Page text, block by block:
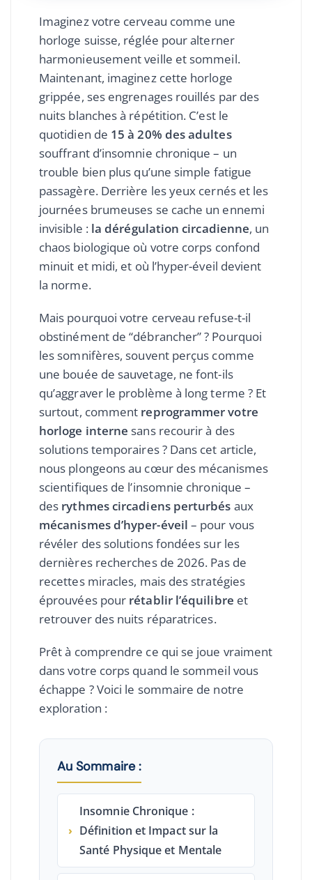
Imaginez votre cerveau comme une
horloge suisse, réglée pour alterner
harmonieusement veille et sommeil.
Maintenant, imaginez cette horloge
grippée, ses engrenages rouillés par des
nuits blanches à répétition. C’est le
quotidien de 15 à 20% des adultes
souffrant d’insomnie chronique – un
trouble bien plus qu’une simple fatigue
passagère. Derrière les yeux cernés et les
journées brumeuses se cache un ennemi
invisible : la dérégulation circadienne, un
chaos biologique où votre corps confond
minuit et midi, et où l’hyper-éveil devient
la norme.
Mais pourquoi votre cerveau refuse-t-il
obstinément de “débrancher” ? Pourquoi
les somnifères, souvent perçus comme
une bouée de sauvetage, ne font-ils
qu’aggraver le problème à long terme ? Et
surtout, comment reprogrammer votre
horloge interne sans recourir à des
solutions temporaires ? Dans cet article,
nous plongeons au cœur des mécanismes
scientifiques de l’insomnie chronique –
des rythmes circadiens perturbés aux
mécanismes d’hyper-éveil – pour vous
révéler des solutions fondées sur les
dernières recherches de 2026. Pas de
recettes miracles, mais des stratégies
éprouvées pour rétablir l’équilibre et
retrouver des nuits réparatrices.
Prêt à comprendre ce qui se joue vraiment
dans votre corps quand le sommeil vous
échappe ? Voici le sommaire de notre
exploration :
Au Sommaire :
›
Insomnie Chronique :
Définition et Impact sur la
Santé Physique et Mentale